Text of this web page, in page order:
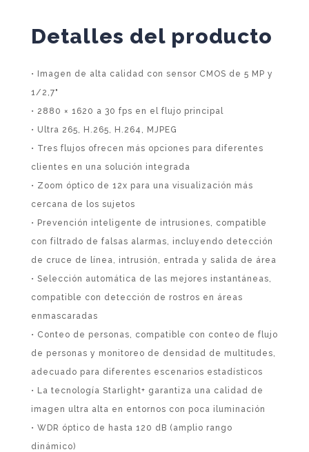
Detalles del producto
• Imagen de alta calidad con sensor CMOS de 5 MP y
1/2,7"
• 2880 × 1620 a 30 fps en el flujo principal
• Ultra 265, H.265, H.264, MJPEG
• Tres flujos ofrecen más opciones para diferentes
clientes en una solución integrada
• Zoom óptico de 12x para una visualización más
cercana de los sujetos
• Prevención inteligente de intrusiones, compatible
con filtrado de falsas alarmas, incluyendo detección
de cruce de línea, intrusión, entrada y salida de área
• Selección automática de las mejores instantáneas,
compatible con detección de rostros en áreas
enmascaradas
• Conteo de personas, compatible con conteo de flujo
de personas y monitoreo de densidad de multitudes,
adecuado para diferentes escenarios estadísticos
• La tecnología Starlight+ garantiza una calidad de
imagen ultra alta en entornos con poca iluminación
• WDR óptico de hasta 120 dB (amplio rango
dinámico)